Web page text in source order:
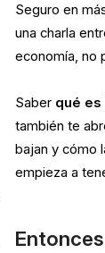
Seguro en
una charla
economía, no
Saber qué es
también te
bajan y cómo
empieza a